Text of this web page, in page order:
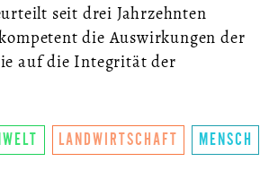
seit drei Jahrzehnten
die Auswirkungen der
auf die Integrität der
LANDWIRTSCHAFT MENSCH